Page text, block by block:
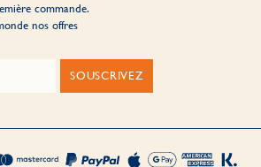
commande.
nos offres
SOUSCRIVEZ